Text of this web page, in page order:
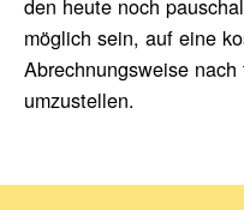
den heute noch
möglich sein, auf eine
Abrechnungsweise
umzustellen.